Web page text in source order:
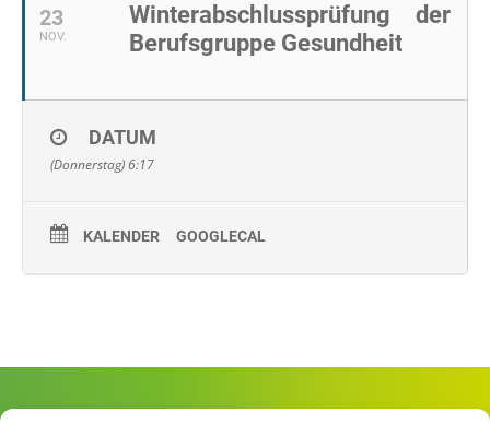
23
NOV.
Winterabschlussprüfung der
Berufsgruppe Gesundheit
DATUM
(Donnerstag) 6:17
KALENDER GOOGLECAL